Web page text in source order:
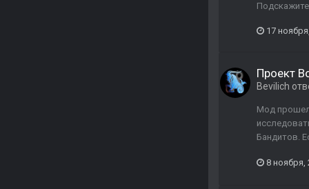
17
Проект
Bevilich
Мод прошел
Бандитов.
8 ноября,